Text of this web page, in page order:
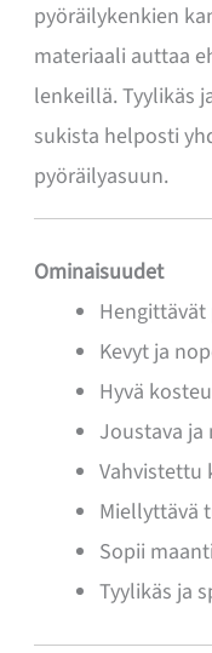
pyöräilykenkien
materiaali auttaa
lenkeillä. Tyylikäs
sukista helposti
pyöräilyasuun.
Ominaisuudet
Kevyt ja
Hyvä
Joustava ja
Vahvistettu
Miellyttävä
Sopii
Tyylikäs ja